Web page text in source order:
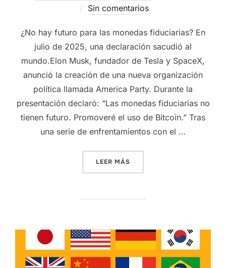
Sin comentarios
¿No hay futuro para las monedas fiduciarias? En
julio de 2025, una declaración sacudió al
mundo.Elon Musk, fundador de Tesla y SpaceX,
anunció la creación de una nueva organización
política llamada America Party. Durante la
presentación declaró: “Las monedas fiduciarias no
tienen futuro. Promoveré el uso de Bitcoin.” Tras
una serie de enfrentamientos con el …
LEER MÁS